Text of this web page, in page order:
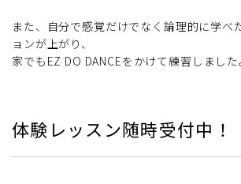
また、自分で感覚だけでなく論理的に学べ
ョンが上がり、
家でもEZ DO DANCEをかけて練習しました
体験レッスン随時受付中！